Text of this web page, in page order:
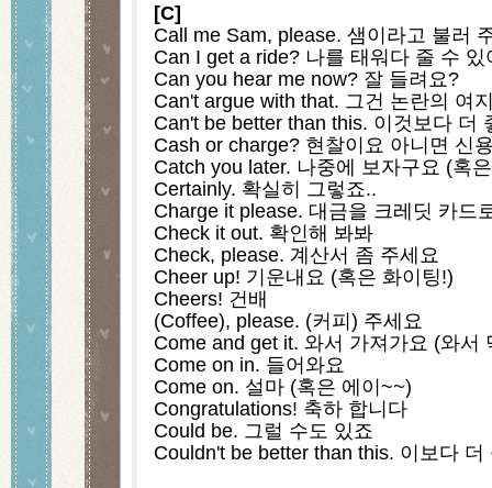
[C]
Call me Sam, please. 샘이라고 불러
Can I get a ride? 나를 태워다 줄 수 있
Can you hear me now? 잘 들려요?
Can't argue with that. 그건 논란의 여
Can't be better than this. 이것보다 더
Cash or charge? 현찰이요 아니면 신
Catch you later. 나중에 보자구요 (혹
Certainly. 확실히 그렇죠..
Charge it please. 대금을 크레딧 카드
Check it out. 확인해 봐봐
Check, please. 계산서 좀 주세요
Cheer up! 기운내요 (혹은 화이팅!)
Cheers! 건배
(Coffee), please. (커피) 주세요
Come and get it. 와서 가져가요 (와서
Come on in. 들어와요
Come on. 설마 (혹은 에이~~)
Congratulations! 축하 합니다
Could be. 그럴 수도 있죠
Couldn't be better than this. 이보다 더